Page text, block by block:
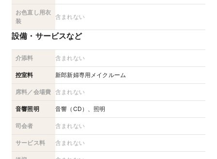
お色直し用衣
装
含まれない
設備・サービスなど
介添料 含まれない
控室料 新郎新婦専用メイクルーム
席料／会場費 含まれない
音響照明 音響（CD）、照明
司会者 含まれない
サービス料 含まれない